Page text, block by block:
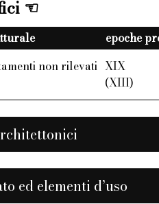
epoche
non rilevati XIX
(XIII)
ed elementi d’uso